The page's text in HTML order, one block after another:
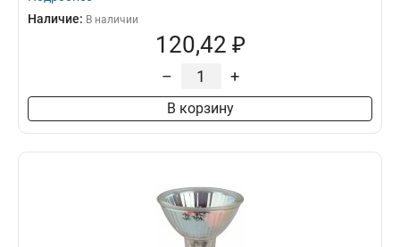
Наличие: В наличии
120,42 ₽
– +
В корзину